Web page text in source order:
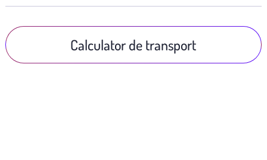
Calculator de transport